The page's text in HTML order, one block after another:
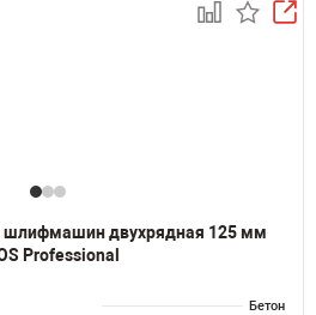
шлифмашин двухрядная 125 мм
Professional
Бетон